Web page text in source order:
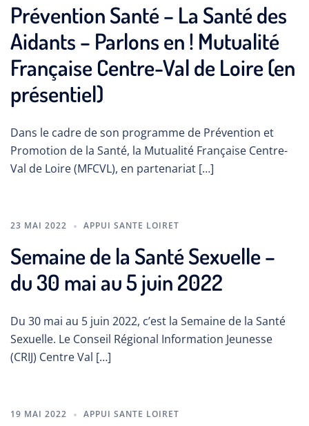
Prévention Santé – La Santé des
Aidants – Parlons en ! Mutualité
Française Centre-Val de Loire (en
présentiel)
Dans le cadre de son programme de Prévention et
Promotion de la Santé, la Mutualité Française Centre-
Val de Loire (MFCVL), en partenariat […]
23 MAI 2022 APPUI SANTE LOIRET
Semaine de la Santé Sexuelle –
du 30 mai au 5 juin 2022
Du 30 mai au 5 juin 2022, c’est la Semaine de la Santé
Sexuelle. Le Conseil Régional Information Jeunesse
(CRIJ) Centre Val […]
19 MAI 2022 APPUI SANTE LOIRET